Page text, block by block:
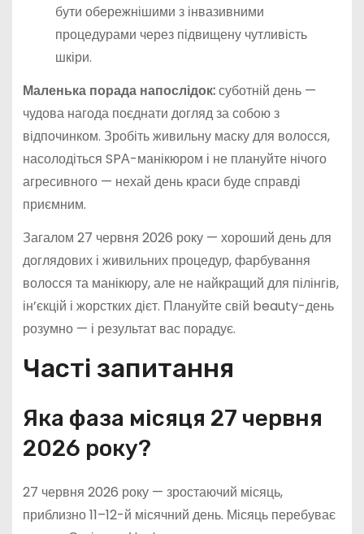
бути обережнішими з інвазивними
процедурами через підвищену чутливість
шкіри.
Маленька порада напослідок:суботній день —
чудова нагода поєднати догляд за собою з
відпочинком. Зробіть живильну маску для волосся,
насолодіться SPА-манікюром і не плануйте нічого
агресивного — нехай день краси буде справді
приємним.
Загалом 27 червня 2026 року — хороший день для
доглядових і живильних процедур, фарбування
волосся та манікюру, але не найкращий для пілінгів,
ін’єкцій і жорстких дієт. Плануйте свій beauty-день
розумно — і результат вас порадує.
Часті запитання
Яка фаза місяця 27 червня
2026 року?
27 червня 2026 року — зростаючий місяць,
приблизно 11–12-й місячний день. Місяць перебуває